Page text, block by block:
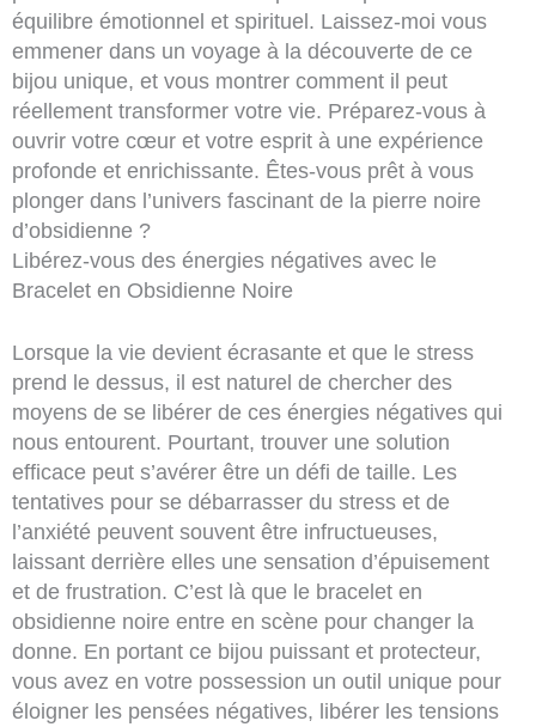
équilibre émotionnel et spirituel. Laissez-moi vous
emmener dans un voyage à la découverte de ce
bijou unique, et vous montrer comment il peut
réellement transformer votre vie. Préparez-vous à
ouvrir votre cœur et votre esprit à une expérience
profonde et enrichissante. Êtes-vous prêt à vous
plonger dans l’univers fascinant de la pierre noire
d’obsidienne ?
Libérez-vous des énergies négatives avec le
Bracelet en Obsidienne Noire
Lorsque la vie devient écrasante et que le stress
prend le dessus, il est naturel de chercher des
moyens de se libérer de ces énergies négatives qui
nous entourent. Pourtant, trouver une solution
efficace peut s’avérer être un défi de taille. Les
tentatives pour se débarrasser du stress et de
l’anxiété peuvent souvent être infructueuses,
laissant derrière elles une sensation d’épuisement
et de frustration. C’est là que le bracelet en
obsidienne noire entre en scène pour changer la
donne. En portant ce bijou puissant et protecteur,
vous avez en votre possession un outil unique pour
éloigner les pensées négatives, libérer les tensions